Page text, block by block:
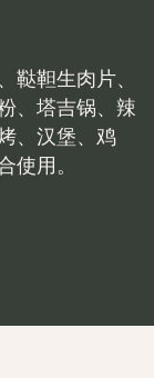
鞑靼生肉片、
、塔吉锅、辣
、汉堡、鸡
使用。